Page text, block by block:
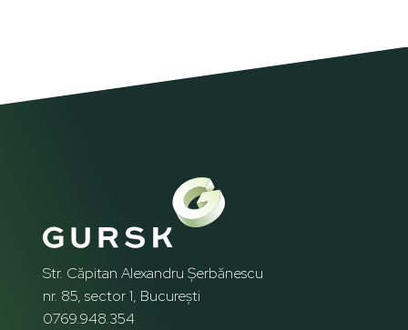
Str. Căpitan Alexandru Șerbănescu
nr. 85, sector 1, București
0769.948.354